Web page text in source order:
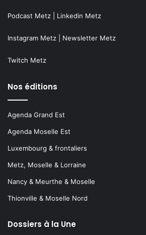
Podcast Metz Linkedin Metz
Instagram Metz Newsletter Metz
Twitch Metz
Nos éditions
Agenda Grand Est
Agenda Moselle Est
Luxembourg & frontaliers
Metz, Moselle & Lorraine
Nancy & Meurthe & Moselle
Thionville & Moselle Nord
Dossiers à la Une